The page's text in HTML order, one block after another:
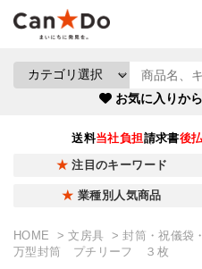
お気に入りから
送料当社負担請求書後
注目のキーワード
業種別人気商品
HOME 文房具
封筒・祝儀袋
万型封筒 プチリーフ ３枚